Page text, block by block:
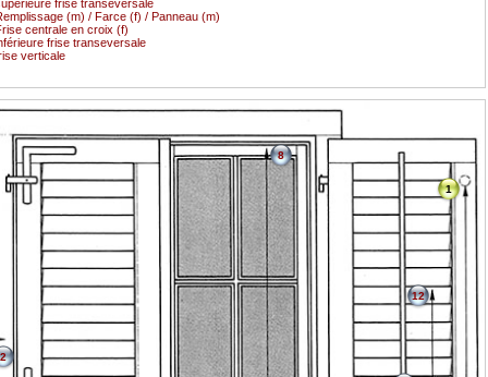
frise transeversale
(m) / Farce (f) / Panneau (m)
centrale en croix (f)
frise transeversale
verticale
1
2
8
12